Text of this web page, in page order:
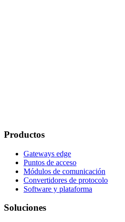
Productos
Gateways edge
Puntos de acceso
Módulos de comunicación
Convertidores de protocolo
Software y plataforma
Soluciones